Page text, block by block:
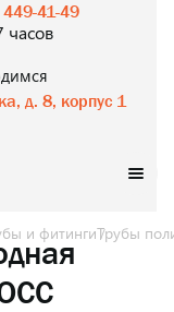
41-49
часов
д. 8, корпус 1
и фитингиТрубы